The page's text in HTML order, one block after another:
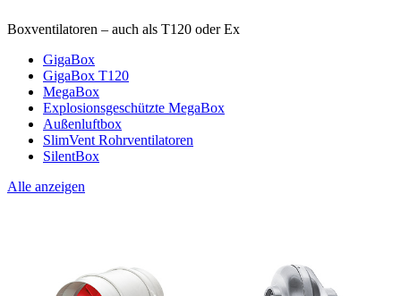
Boxventilatoren – auch als T120 oder Ex
GigaBox
GigaBox T120
MegaBox
Explosionsgeschützte MegaBox
Außenluftbox
SlimVent Rohrventilatoren
SilentBox
Alle anzeigen